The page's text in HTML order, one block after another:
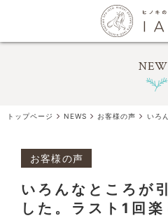
トップページ NEWS お客様の声
お客様の声
いろんなところが
した。ラスト1回